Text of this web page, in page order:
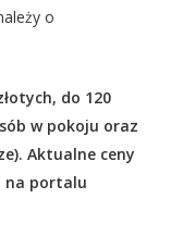
o
do 120
w pokoju oraz
Aktualne ceny
na portalu